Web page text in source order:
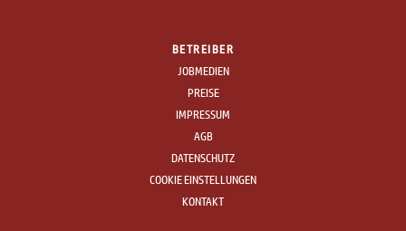
BETREIBER
JOBMEDIEN
PREISE
IMPRESSUM
AGB
DATENSCHUTZ
COOKIE EINSTELLUNGEN
KONTAKT